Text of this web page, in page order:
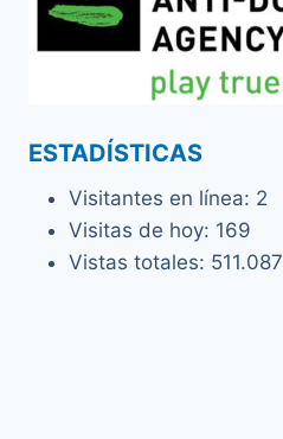
ESTADÍSTICAS
Visitantes en línea: 2
Visitas de hoy: 169
Vistas totales: 511.087